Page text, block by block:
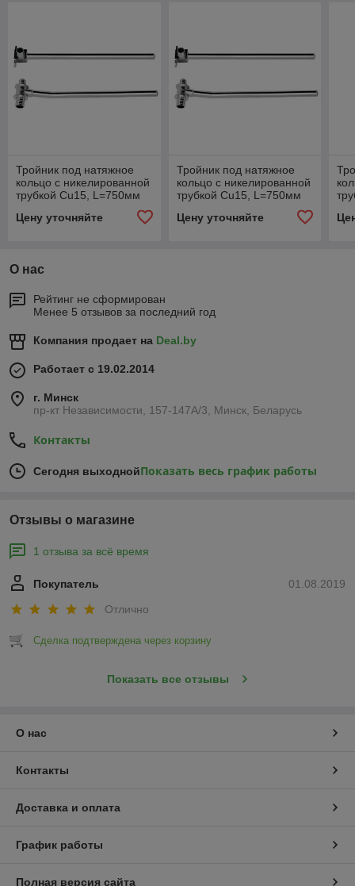
Тройник под натяжное
кольцо с никелированной
трубкой Cu15, L=750мм
левый
Цену уточняйте
Тройник под натяжное
кольцо с никелированной
трубкой Cu15, L=750мм
правый
Цену уточняйте
О нас
Рейтинг не сформирован
Менее 5 отзывов за последний год
Компания продает на Deal.by
Работает с 19.02.2014
г. Минск
пр-кт Независимости, 157-147А/3, Минск, Беларусь
Контакты
Сегодня выходнойПоказать весь график работы
Отзывы о магазине
1 отзыва за всё время
01.08.2019
Покупатель
Отлично
Сделка подтверждена через корзину
Показать все отзывы
О нас
Контакты
Доставка и оплата
График работы
Полная версия сайта